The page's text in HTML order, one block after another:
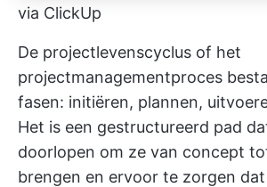
via ClickUp
De projectlevenscyclus of het
projectmanagementproces
fasen: initiëren, plannen,
Het is een gestructureerd pad
doorlopen om ze van concept
brengen en ervoor te zorgen dat